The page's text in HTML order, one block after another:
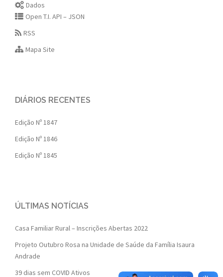
Dados
Open T.I. API – JSON
RSS
Mapa Site
DIÁRIOS RECENTES
Edição Nº 1847
Edição Nº 1846
Edição Nº 1845
ÚLTIMAS NOTÍCIAS
Casa Familiar Rural – Inscrições Abertas 2022
Projeto Outubro Rosa na Unidade de Saúde da Família Isaura
Andrade
39 dias sem COVID Ativos